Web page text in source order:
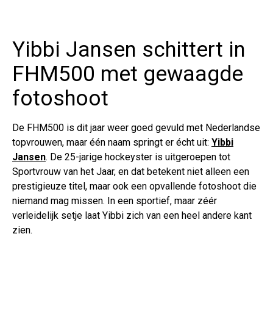
Yibbi Jansen schittert in
FHM500 met gewaagde
fotoshoot
De FHM500 is dit jaar weer goed gevuld met Nederlandse
topvrouwen, maar één naam springt er écht uit: Yibbi
Jansen. De 25-jarige hockeyster is uitgeroepen tot
Sportvrouw van het Jaar, en dat betekent niet alleen een
prestigieuze titel, maar ook een opvallende fotoshoot die
niemand mag missen. In een sportief, maar zéér
verleidelijk setje laat Yibbi zich van een heel andere kant
zien.